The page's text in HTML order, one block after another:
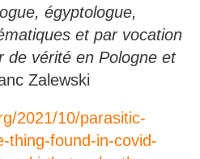
égyptologue,
et par vocation
de vérité en Pologne et
Zalewski
2021/10/parasitic-
thing-found-in-covid-